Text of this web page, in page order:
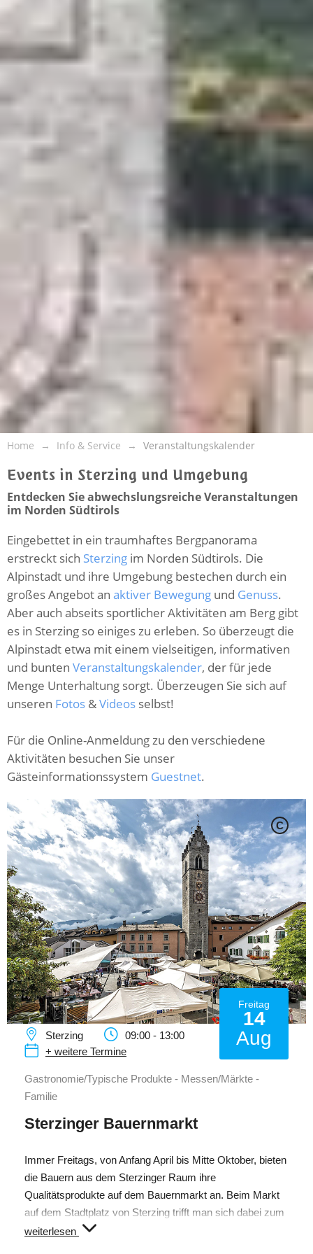
Home Info & Service Veranstaltungskalender
Events in Sterzing und Umgebung
Entdecken Sie abwechslungsreiche Veranstaltungen
im Norden Südtirols
Eingebettet in ein traumhaftes Bergpanorama
erstreckt sich Sterzing im Norden Südtirols. Die
Alpinstadt und ihre Umgebung bestechen durch ein
großes Angebot an aktiver Bewegung und Genuss.
Aber auch abseits sportlicher Aktivitäten am Berg gibt
es in Sterzing so einiges zu erleben. So überzeugt die
Alpinstadt etwa mit einem vielseitigen, informativen
und bunten Veranstaltungskalender, der für jede
Menge Unterhaltung sorgt. Überzeugen Sie sich auf
unseren Fotos &Videos selbst!
Für die Online-Anmeldung zu den verschiedene
Aktivitäten besuchen Sie unser
Gästeinformationssystem Guestnet.
C
Freitag
14
Aug
Sterzing
09:00 - 13:00
+ weitere Termine
Gastronomie/Typische Produkte - Messen/Märkte -
Familie
Sterzinger Bauernmarkt
Immer Freitags, von Anfang April bis Mitte Oktober, bieten
die Bauern aus dem Sterzinger Raum ihre
Qualitätsprodukte auf dem Bauernmarkt an. Beim Markt
auf dem Stadtplatz von Sterzing trifft man sich dabei zum
wöchentlichen Einkauf lokaler Südtiroler Produkte oder
weiterlesen